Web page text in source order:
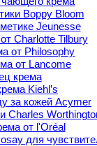
Boppy Bloom
Jeunesse
Charlotte Tilbury
от Philosophy
от Lancome
крема
Kiehl’s
за кожей Acymer
Charles
от l'Oréal
для